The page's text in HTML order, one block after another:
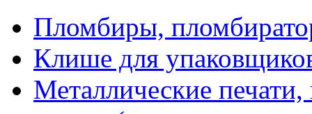
Пломбиры,
Клише для
Металлические